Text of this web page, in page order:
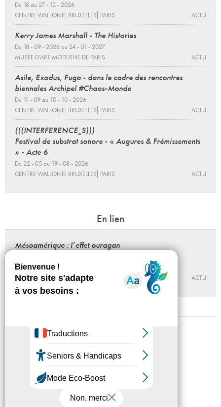
Du 18 au 27 - 12 - 2026
CENTRE WALLONIE-BRUXELLES⎜PARIS
ACTU
Kerry James Marshall - The Histories
Du 18 - 09 - 2026 au 24 - 01 - 2027
MUSÉE D’ART MODERNE DE PARIS
ACTU
Asile, Exodus, Fuga - dans le cadre des rencontres
biennales Archipel #Chaos-Monde
Du 11 - 09 au 10 - 10 - 2026
CENTRE WALLONIE-BRUXELLES⎜PARIS
ACTU
(((INTERFERENCE_S)))
Festival de substrat sonore - « Augures & Frémissements
» - Acte 6
Du 22 - 05 au 19 - 08 - 2026
CENTRE WALLONIE-BRUXELLES⎜PARIS
ACTU
En lien
Mésoamérique : l’effet ouragan
09 - 02 - 2016, 18:30
JEU DE PAUME
ACTU
Accessibilité
Presse